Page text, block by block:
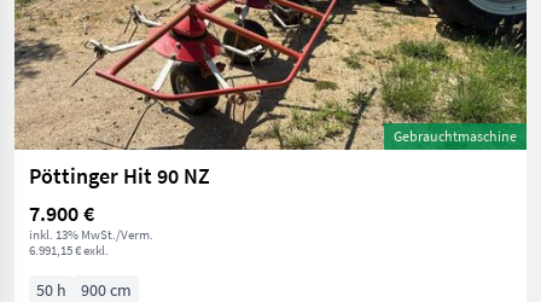
Gebrauchtmaschine
Pöttinger Hit 90 NZ
7.900 €
inkl. 13% MwSt./Verm.
6.991,15 € exkl.
50 h
900 cm